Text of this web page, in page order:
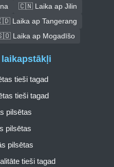
🇨🇳 Laika ap Jilin
Laika ap Tangerang
Laika ap Mogadīšo
tieši tagad
tieši tagad
pilsētas
pilsētas
pilsētas
tieši tagad